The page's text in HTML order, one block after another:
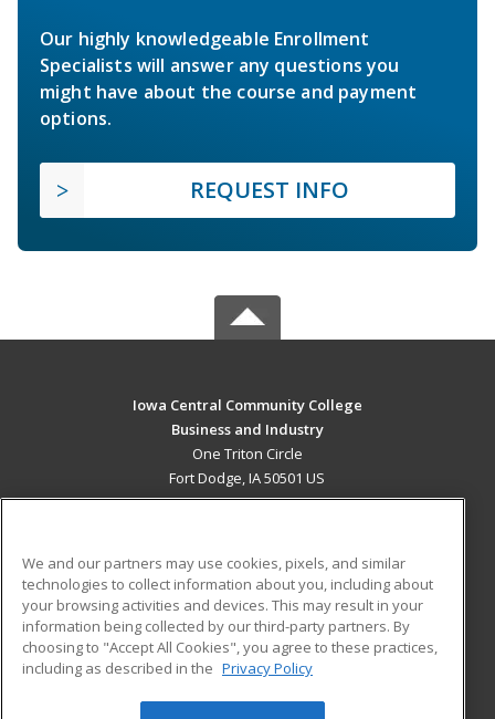
Our highly knowledgeable Enrollment
Specialists will answer any questions you
might have about the course and payment
options.
REQUEST INFO
Iowa Central Community College
Business and Industry
One Triton Circle
Fort Dodge, IA 50501 US
ADDITIONAL RESOURCES
Military
Financial Assistance
Help
Student Blog
We and our partners may use cookies, pixels, and similar
technologies to collect information about you, including about
your browsing activities and devices. This may result in your
information being collected by our third-party partners. By
choosing to "Accept All Cookies", you agree to these practices,
including as described in the Privacy Policy